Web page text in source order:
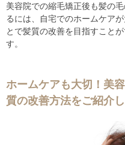
美容院での縮毛矯正後も髪の
るには、自宅でのホームケア
とで髪質の改善を目指すこと
す。
ホームケアも大切！美
質の改善方法をご紹介